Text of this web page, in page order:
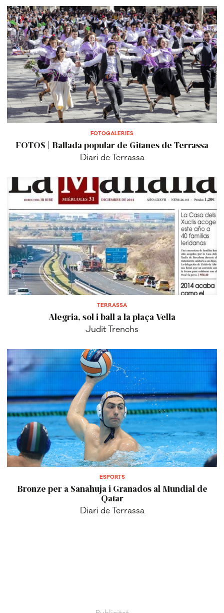
FOTOGALERIES
FOTOS | Ballada popular de Gitanes de Terrassa
Diari de Terrassa
TERRASSA
Alegria, sol i ball a la plaça Vella
Judit Trenchs
ESPORTS
Bronze per a Sanahuja i Granados al Mundial de
Qatar
Diari de Terrassa